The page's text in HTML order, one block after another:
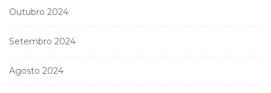
Outubro 2024
Setembro 2024
Agosto 2024